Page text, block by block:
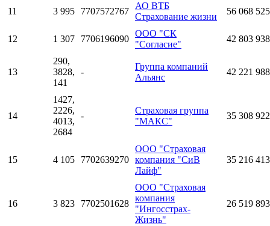
11 3 995 7707572767
АО ВТБ
Страхование жизни
56 068 525
12 1 307 7706196090
ООО "СК
"Согласие"
42 803 938
13
290,
3828,
141
-
Группа компаний
Альянс
42 221 988
14
1427,
2226,
4013,
2684
-
Страховая группа
"МАКС"
35 308 922
15 4 105 7702639270
ООО "Страховая
компания "СиВ
Лайф"
35 216 413
16 3 823 7702501628
ООО "Страховая
компания
"Ингосстрах-
Жизнь"
26 519 893